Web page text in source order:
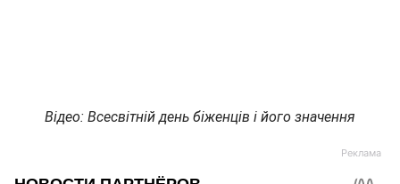
Відео: Всесвітній день біженців і його значення